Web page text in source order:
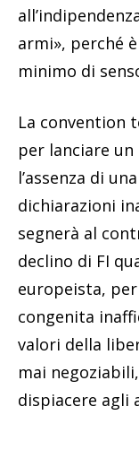
armi», perché
minimo di
La convention
per lanciare
l’assenza di
dichiarazioni
segnerà al
declino di FI
europeista,
congenita
valori della
mai
dispiacere agli